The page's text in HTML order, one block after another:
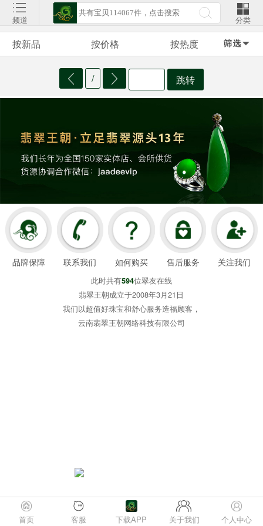
频道 分类
按新品 按价格 按热度
/ 跳转
首页 客服 下载APP 关于我们 个人中心
品牌保障 联系我们 如何购买 售后服务 关注我们
此时共有594位翠友在线
翡翠王朝成立于2008年3月21日
我们以超值好珠宝和舒心服务造福顾客，
云南翡翠王朝网络科技有限公司